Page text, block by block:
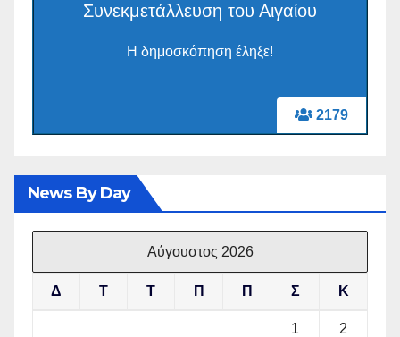
2179
Συνεκμετάλλευση του Αιγαίου
Η δημοσκόπηση έληξε!
News By Day
Αύγουστος 2026
Δ Τ Τ Π Π Σ Κ
1 2